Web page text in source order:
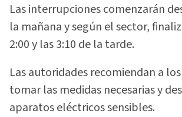
Las interrupciones comenzarán
la mañana y según el sector,
2:00 y las 3:10 de la tarde.
Las autoridades recomiendan a
tomar las medidas necesarias y
aparatos eléctricos sensibles.